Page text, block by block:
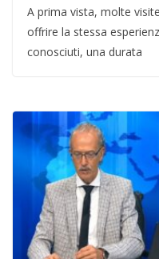
A prima vista, molte
offrire la stessa
conosciuti, una durata